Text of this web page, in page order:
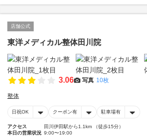
店舗公式
東洋メディカル整体田川院
3.06 写真 10枚
整体
日祝OK クーポン有 駐車場有
アクセス
田川伊田駅から1.1km （徒歩15分）
本日の営業状況 9:00〜19:00